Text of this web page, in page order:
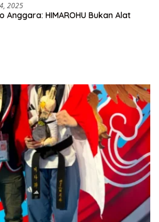
2025
Anggara: HIMAROHU Bukan Alat